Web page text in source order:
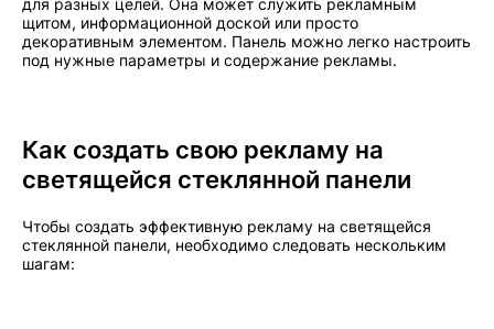
для разных целей. Она может служить рекламным
щитом, информационной доской или просто
декоративным элементом. Панель можно легко настроить
под нужные параметры и содержание рекламы.
Как создать свою рекламу на
светящейся стеклянной панели
Чтобы создать эффективную рекламу на светящейся
стеклянной панели, необходимо следовать нескольким
шагам: